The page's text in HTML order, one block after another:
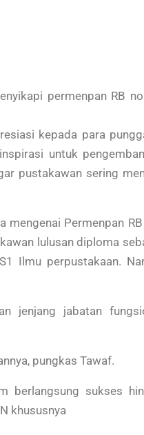
permenpan RB
kepada para
untuk
pustakawan sering
mengenai Permenpan
lulusan diploma
Ilmu perpustakaan.
jenjang jabatan
pungkas Tawaf.
berlangsung sukses
khususnya